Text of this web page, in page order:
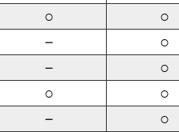
○ ○
－ ○
－ ○
○ ○
－ ○